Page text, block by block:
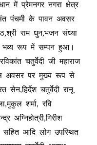
में प्रेमनगर नगरा क्षेत्र
पंचमी के पावन अवसर
राम धुन,भजन संध्या
भव्य रूप में सम्पन हुआ।
चतुर्वेदी जी महाराज
अवसर पर मुख्य रूप से
सेन,हिर्देश चतुर्वेदी रानू
शर्मा, रवि
अग्निहोत्री,गिरीश
सहित आदि लोग उपस्थित